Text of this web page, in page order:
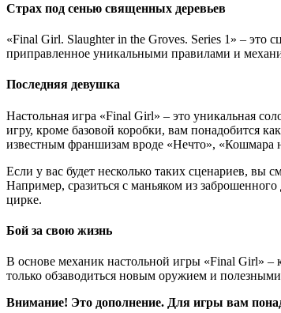
Страх под сенью священных деревьев
«Final Girl. Slaughter in the Groves. Series 1 » – это
приправленное уникальными правилами и
Последняя девушка
Настольная игра «Final Girl» – это уникальная
игру, кроме базовой коробки, вам понадобится
известным франшизам вроде «Нечто», «Кошмара
Если у вас будет несколько таких сценариев,
Например, сразиться с маньяком из
цирке.
Бой за свою жизнь
В основе механик настольной игры «Final Girl» –
только обзаводиться новым оружием и
Внимание! Это дополнение. Для игры вам